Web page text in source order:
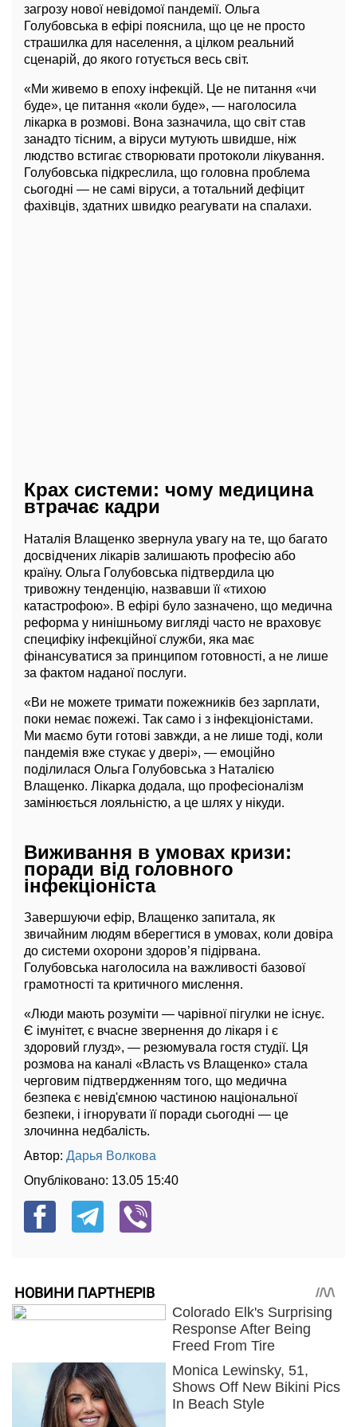
загрозу нової невідомої пандемії. Ольга
Голубовська в ефірі пояснила, що це не просто
страшилка для населення, а цілком реальний
сценарій, до якого готується весь світ.
«Ми живемо в епоху інфекцій. Це не питання «чи
буде», це питання «коли буде», — наголосила
лікарка в розмові. Вона зазначила, що світ став
занадто тісним, а віруси мутують швидше, ніж
людство встигає створювати протоколи лікування.
Голубовська підкреслила, що головна проблема
сьогодні — не самі віруси, а тотальний дефіцит
фахівців, здатних швидко реагувати на спалахи.
Крах системи: чому медицина
втрачає кадри
Наталія Влащенко звернула увагу на те, що багато
досвідчених лікарів залишають професію або
країну. Ольга Голубовська підтвердила цю
тривожну тенденцію, назвавши її «тихою
катастрофою». В ефірі було зазначено, що медична
реформа у нинішньому вигляді часто не враховує
специфіку інфекційної служби, яка має
фінансуватися за принципом готовності, а не лише
за фактом наданої послуги.
«Ви не можете тримати пожежників без зарплати,
поки немає пожежі. Так само і з інфекціоністами.
Ми маємо бути готові завжди, а не лише тоді, коли
пандемія вже стукає у двері», — емоційно
поділилася Ольга Голубовська з Наталією
Влащенко. Лікарка додала, що професіоналізм
замінюється лояльністю, а це шлях у нікуди.
Виживання в умовах кризи:
поради від головного
інфекціоніста
Завершуючи ефір, Влащенко запитала, як
звичайним людям вберегтися в умовах, коли довіра
до системи охорони здоров’я підірвана.
Голубовська наголосила на важливості базової
грамотності та критичного мислення.
«Люди мають розуміти — чарівної пігулки не існує.
Є імунітет, є вчасне звернення до лікаря і є
здоровий глузд», — резюмувала гостя студії. Ця
розмова на каналі «Власть vs Влащенко» стала
черговим підтвердженням того, що медична
безпека є невід'ємною частиною національної
безпеки, і ігнорувати її поради сьогодні — це
злочинна недбалість.
Автор: Дарья Волкова
Опубліковано: 13.05 15:40